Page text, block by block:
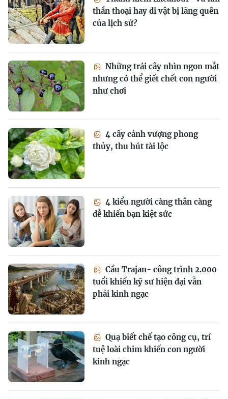
thần thoại hay di vật bị lãng quên
của lịch sử?
Những trái cây nhìn ngon mắt
nhưng có thể giết chết con người
như chơi
4 cây cảnh vượng phong
thủy, thu hút tài lộc
4 kiểu người càng thân càng
dễ khiến bạn kiệt sức
Cầu Trajan- công trình 2.000
tuổi khiến kỹ sư hiện đại vẫn
phải kinh ngạc
Quạ biết chế tạo công cụ, trí
tuệ loài chim khiến con người
kinh ngạc